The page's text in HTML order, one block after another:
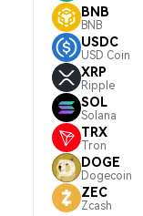
BNB
BNB
USDC
USD Coin
XRP
Ripple
SOL
Solana
TRX
Tron
DOGE
Dogecoin
ZEC
Zcash